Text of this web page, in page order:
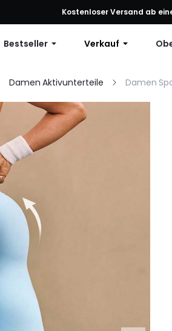
10 % Rabatt auf jede Bestellung, 12 %
Kostenloser Versand ab
Bestseller Verkauf
Damen Aktivunterteile Damen